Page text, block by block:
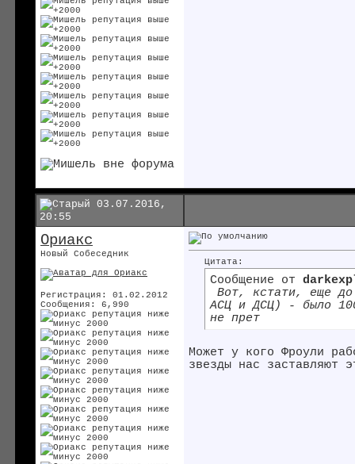
03.07.2016,
20:55
Ориакс
Новый Собеседник
Регистрация: 01.02.2012
Сообщения: 6,990
Цитата:
Сообщение от
Вот, кстати, еще до
АСЦ и ДСЦ) - было
не прет
Может у кого Фроули
звезды нас заставляют